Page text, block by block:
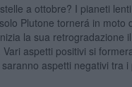
a ottobre? I pianeti
Plutone tornerá in moto
la sua retrogradazione
aspetti positivi si
aspetti negativi tra i